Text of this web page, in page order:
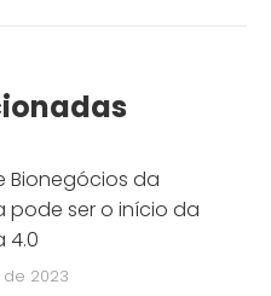
Bionegócios da
pode ser o início da
4.0
2023